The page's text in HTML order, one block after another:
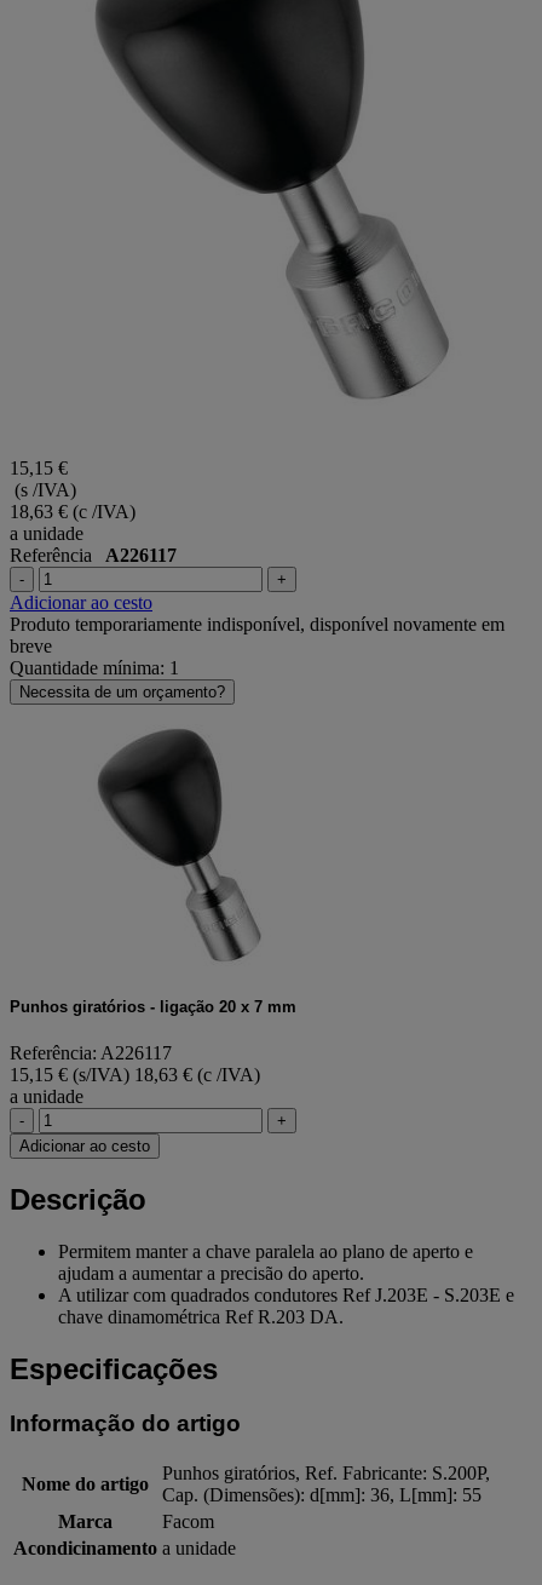
15,15 €
(s /IVA)
18,63 € (c /IVA)
a unidade
Referência A226117
- +
Adicionar ao cesto
Produto temporariamente indisponível, disponível novamente em
breve
Quantidade mínima: 1
Necessita de um orçamento?
Punhos giratórios - ligação 20 x 7 mm
Referência: A226117
15,15 € (s/IVA) 18,63 € (c /IVA)
a unidade
-
+
Adicionar ao cesto
Descrição
Permitem manter a chave paralela ao plano de aperto e
ajudam a aumentar a precisão do aperto.
A utilizar com quadrados condutores Ref J.203E - S.203E e
chave dinamométrica Ref R.203 DA.
Especificações
Informação do artigo
Nome do artigo
Punhos giratórios, Ref. Fabricante: S.200P,
Cap. (Dimensões): d[mm]: 36, L[mm]: 55
Marca
Facom
Acondicinamento a unidade